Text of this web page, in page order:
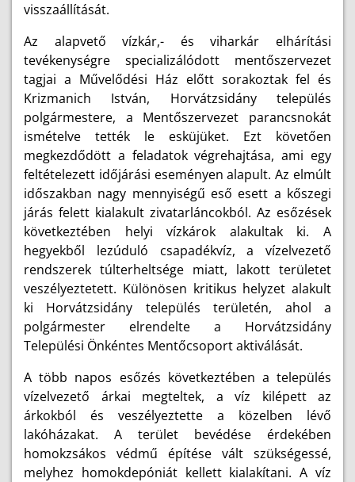
visszaállítását.
Az alapvető vízkár,- és viharkár elhárítási
tevékenységre specializálódott mentőszervezet
tagjai a Művelődési Ház előtt sorakoztak fel és
Krizmanich István, Horvátzsidány település
polgármestere, a Mentőszervezet parancsnokát
ismételve tették le esküjüket. Ezt követően
megkezdődött a feladatok végrehajtása, ami egy
feltételezett időjárási eseményen alapult. Az elmúlt
időszakban nagy mennyiségű eső esett a kőszegi
járás felett kialakult zivatarláncokból. Az esőzések
következtében helyi vízkárok alakultak ki. A
hegyekből lezúduló csapadékvíz, a vízelvezető
rendszerek túlterheltsége miatt, lakott területet
veszélyeztetett. Különösen kritikus helyzet alakult
ki Horvátzsidány település területén, ahol a
polgármester elrendelte a Horvátzsidány
Települési Önkéntes Mentőcsoport aktiválását.
A több napos esőzés következtében a település
vízelvezető árkai megteltek, a víz kilépett az
árkokból és veszélyeztette a közelben lévő
lakóházakat. A terület bevédése érdekében
homokzsákos védmű építése vált szükségessé,
melyhez homokdepóniát kellett kialakítani. A víz